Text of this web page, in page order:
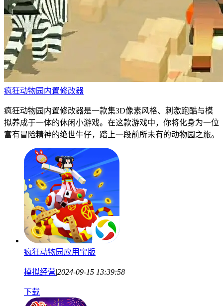
疯狂动物园内置修改器
疯狂动物园内置修改器是一款集3D像素风格、刺激跑酷与模
拟养成于一体的休闲小游戏。在这款游戏中，你将化身为一位
富有冒险精神的绝世牛仔，踏上一段前所未有的动物园之旅。
疯狂动物园应用宝版
模拟经营|2024-09-15 13:39:58
下载